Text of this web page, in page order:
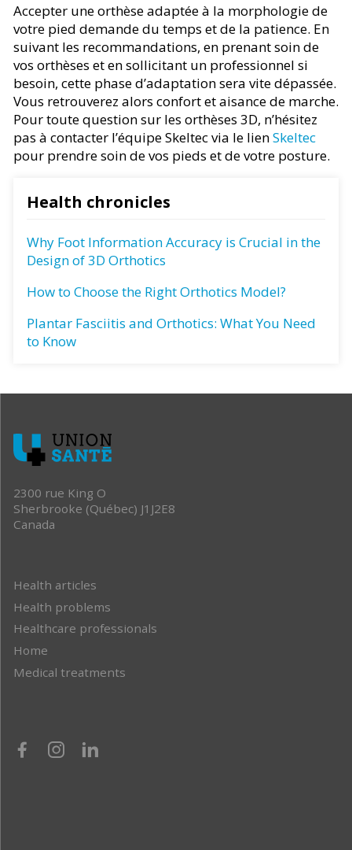
Accepter une orthèse adaptée à la morphologie de
votre pied demande du temps et de la patience. En
suivant les recommandations, en prenant soin de
vos orthèses et en sollicitant un professionnel si
besoin, cette phase d’adaptation sera vite dépassée.
Vous retrouverez alors confort et aisance de marche.
Pour toute question sur les orthèses 3D, n’hésitez
pas à contacter l’équipe Skeltec via le lienSkeltec
pour prendre soin de vos pieds et de votre posture.
Health chronicles
Why Foot Information Accuracy is Crucial in the
Design of 3D Orthotics
How to Choose the Right Orthotics Model?
Plantar Fasciitis and Orthotics: What You Need
to Know
2300 rue King O
Sherbrooke (Québec) J1J2E8
Canada
Health articles
Health problems
Healthcare professionals
Home
Medical treatments